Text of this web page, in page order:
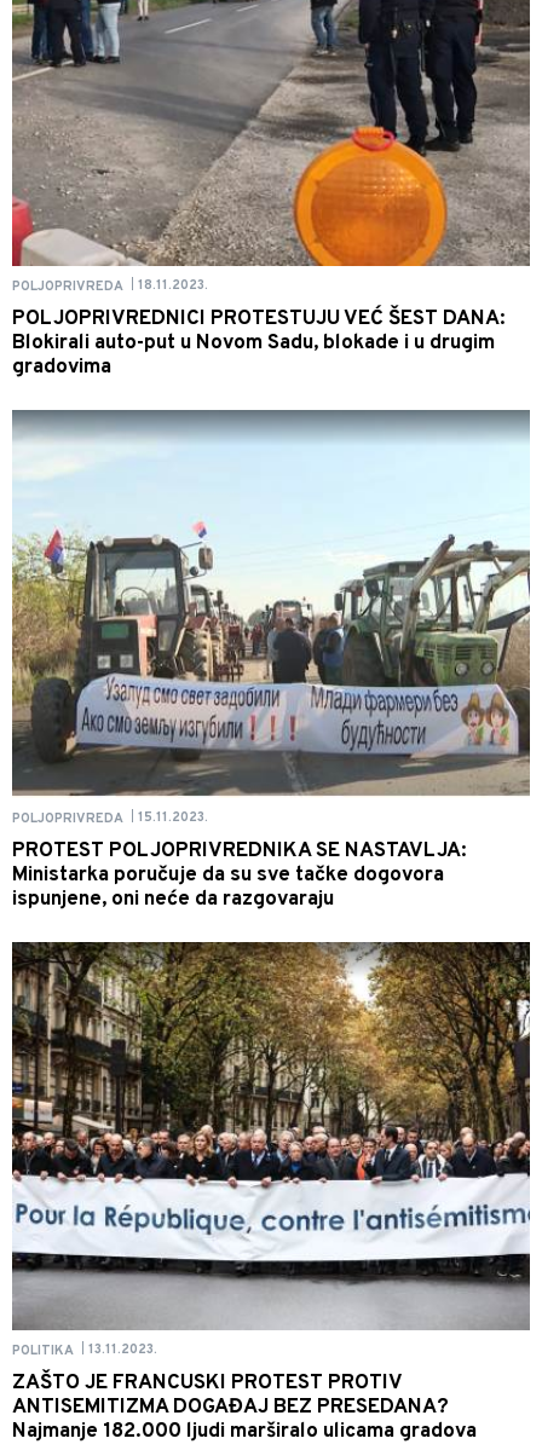
POLJOPRIVREDA 18.11.2023.
POLJOPRIVREDNICI PROTESTUJU VEĆ ŠEST DANA:
Blokirali auto-put u Novom Sadu, blokade i u drugim
gradovima
POLJOPRIVREDA 15.11.2023.
PROTEST POLJOPRIVREDNIKA SE NASTAVLJA:
Ministarka poručuje da su sve tačke dogovora
ispunjene, oni neće da razgovaraju
POLITIKA 13.11.2023.
ZAŠTO JE FRANCUSKI PROTEST PROTIV
ANTISEMITIZMA DOGAĐAJ BEZ PRESEDANA?
Najmanje 182.000 ljudi marširalo ulicama gradova